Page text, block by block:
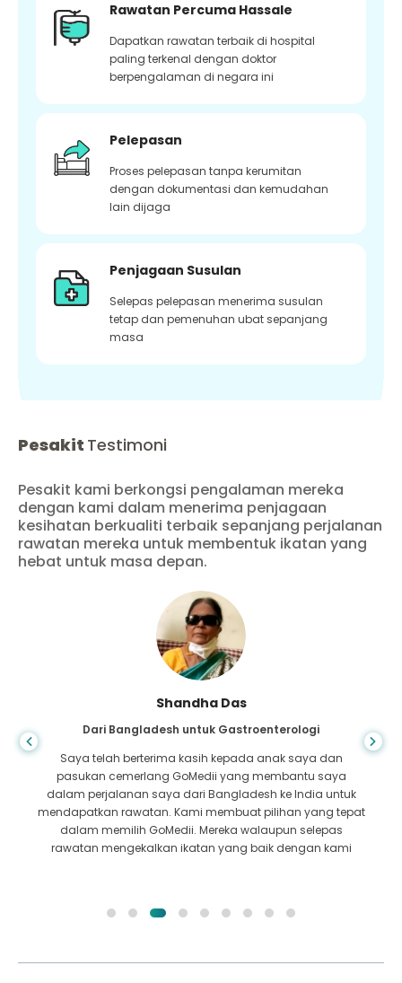
Rawatan Percuma Hassale
Dapatkan rawatan terbaik di hospital
paling terkenal dengan doktor
berpengalaman di negara ini
Pelepasan
Proses pelepasan tanpa kerumitan
dengan dokumentasi dan kemudahan
lain dijaga
Penjagaan Susulan
Selepas pelepasan menerima susulan
tetap dan pemenuhan ubat sepanjang
masa
Pesakit Testimoni
Pesakit kami berkongsi pengalaman mereka
dengan kami dalam menerima penjagaan
kesihatan berkualiti terbaik sepanjang perjalanan
rawatan mereka untuk membentuk ikatan yang
hebat untuk masa depan.
Shandha Das
Dari Bangladesh untuk Gastroenterologi
Saya telah berterima kasih kepada anak saya dan
pasukan cemerlang GoMedii yang membantu saya
dalam perjalanan saya dari Bangladesh ke India untuk
mendapatkan rawatan. Kami membuat pilihan yang tepat
dalam memilih GoMedii. Mereka walaupun selepas
rawatan mengekalkan ikatan yang baik dengan kami